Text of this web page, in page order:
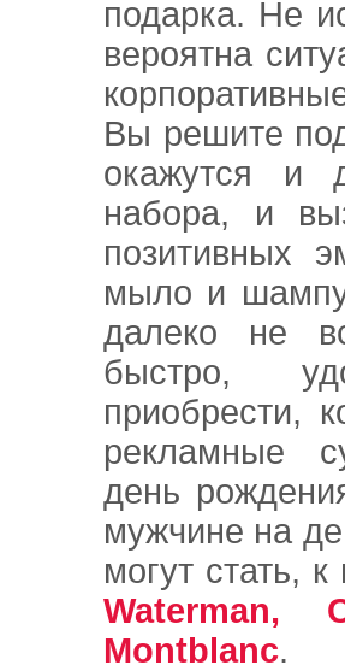
подарка. Не
вероятна
Вы решите
окажутся и
набора, и
позитивных
мыло и
далеко не
быстро,
приобрести,
рекламные
день
мужчине на
могут стать,
Waterman,
Montblanc.